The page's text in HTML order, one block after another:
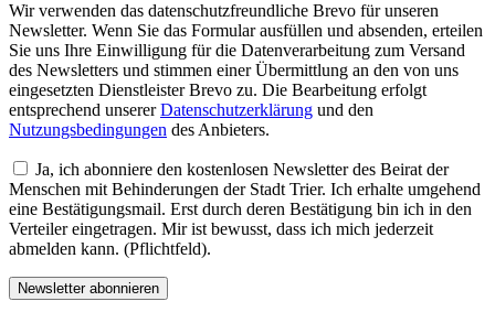
Wir verwenden das datenschutzfreundliche Brevo für unseren
Newsletter. Wenn Sie das Formular ausfüllen und absenden, erteilen
Sie uns Ihre Einwilligung für die Datenverarbeitung zum Versand
des Newsletters und stimmen einer Übermittlung an den von uns
eingesetzten Dienstleister Brevo zu. Die Bearbeitung erfolgt
entsprechend unsererDatenschutzerklärung und den
Nutzungsbedingungen des Anbieters.
Ja, ich abonniere den kostenlosen Newsletter des Beirat der
Menschen mit Behinderungen der Stadt Trier. Ich erhalte umgehend
eine Bestätigungsmail. Erst durch deren Bestätigung bin ich in den
Verteiler eingetragen. Mir ist bewusst, dass ich mich jederzeit
abmelden kann. (Pflichtfeld).